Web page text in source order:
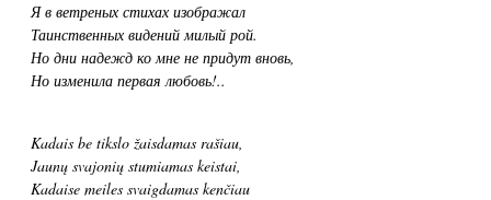
Я в ветреных стихах изображал
Таинственных видений милый рой.
Но дни надежд ко мне не придут вновь,
Но изменила первая любовь!..
Kadais be tikslo žaisdamas rašiau,
Jaunų svajonių stumiamas keistai,
Kadaise meiles svaigdamas kenčiau